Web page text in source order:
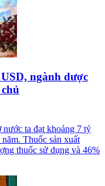
ngành dược
ta đạt khoảng 7 tỷ
Thuốc sản xuất
thuốc sử dụng và 46%